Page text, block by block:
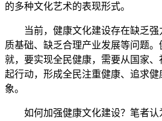
的多种文化艺术的表现形式。
当前，健康文化建设存在缺乏
质基础、缺乏合理产业发展等问题
就，要实现全民健康，需要从国家
起行动，形成全民注重健康、追求
象。
如何加强健康文化建设？笔者